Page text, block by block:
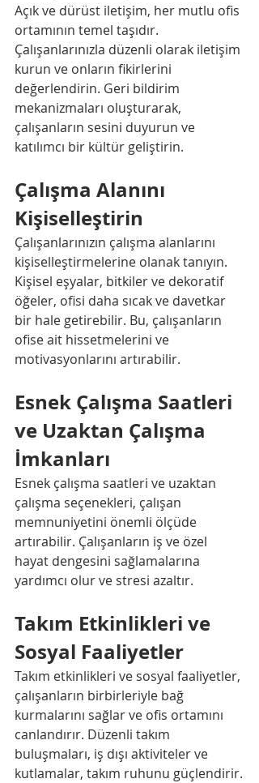
Açık ve dürüst iletişim, her mutlu ofis
ortamının temel taşıdır.
Çalışanlarınızla düzenli olarak iletişim
kurun ve onların fikirlerini
değerlendirin. Geri bildirim
mekanizmaları oluşturarak,
çalışanların sesini duyurun ve
katılımcı bir kültür geliştirin.
Çalışma Alanını
Kişiselleştirin
Çalışanlarınızın çalışma alanlarını
kişiselleştirmelerine olanak tanıyın.
Kişisel eşyalar, bitkiler ve dekoratif
öğeler, ofisi daha sıcak ve davetkar
bir hale getirebilir. Bu, çalışanların
ofise ait hissetmelerini ve
motivasyonlarını artırabilir.
Esnek Çalışma Saatleri
ve Uzaktan Çalışma
İmkanları
Esnek çalışma saatleri ve uzaktan
çalışma seçenekleri, çalışan
memnuniyetini önemli ölçüde
artırabilir. Çalışanların iş ve özel
hayat dengesini sağlamalarına
yardımcı olur ve stresi azaltır.
Takım Etkinlikleri ve
Sosyal Faaliyetler
Takım etkinlikleri ve sosyal faaliyetler,
çalışanların birbirleriyle bağ
kurmalarını sağlar ve ofis ortamını
canlandırır. Düzenli takım
buluşmaları, iş dışı aktiviteler ve
kutlamalar, takım ruhunu güçlendirir.